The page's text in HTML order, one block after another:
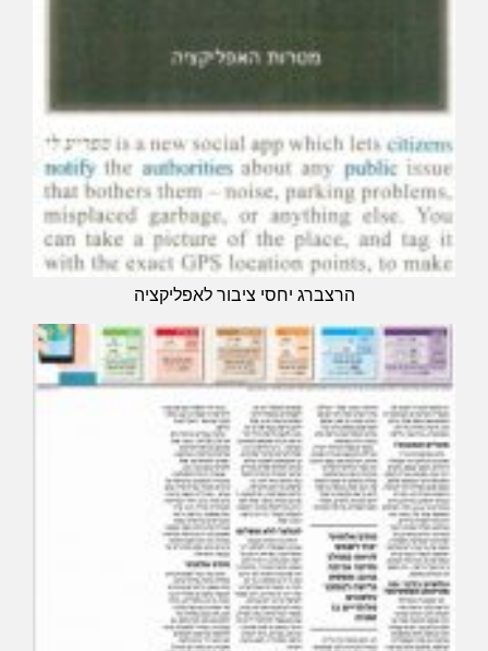
הרצברג יחסי ציבור לאפליקציה